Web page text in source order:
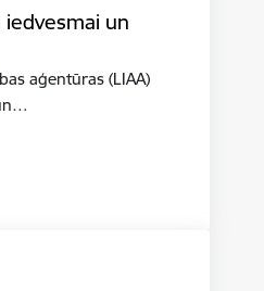
iedvesmai un
aģentūras (LIAA)